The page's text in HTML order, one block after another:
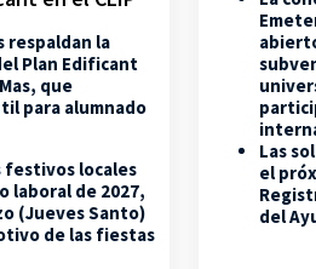
respaldan la
Plan Edificant
que
para alumnado
festivos locales
laboral de 2027,
(Jueves Santo)
de las fiestas
Las
el
del